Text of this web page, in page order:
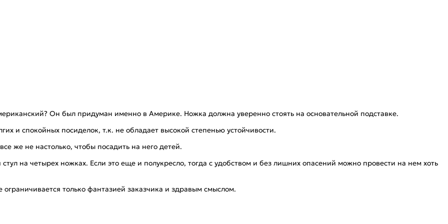
Он был придуман именно в Америке. Ножка должна уверенно стоять на основательной подставке.
и спокойных посиделок, т.к. не обладает высокой степенью устойчивости.
же не настолько, чтобы посадить на него детей.
на четырех ножках. Если это еще и полукресло, тогда с удобством и без лишних опасений можно провести на нем хоть
только фантазией заказчика и здравым смыслом.